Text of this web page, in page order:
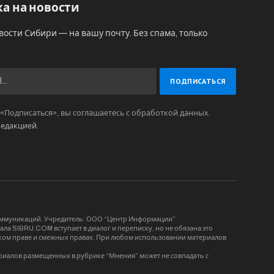
на новости
Сибири — на вашу почту. Без спама, только
вы соглашаетесь с обработкой данных.
Учредитель: ООО “Центр Информации”
SIBRU.COM вступает в диалог и переписку, но не обязана это
праве и смежных правах. При любом использовании материалов
размещенных в рубрике “Мнения” может не совпадать с